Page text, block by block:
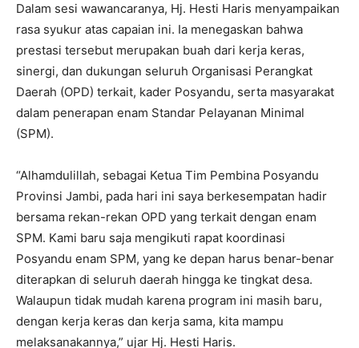
Dalam sesi wawancaranya, Hj. Hesti Haris menyampaikan
rasa syukur atas capaian ini. Ia menegaskan bahwa
prestasi tersebut merupakan buah dari kerja keras,
sinergi, dan dukungan seluruh Organisasi Perangkat
Daerah (OPD) terkait, kader Posyandu, serta masyarakat
dalam penerapan enam Standar Pelayanan Minimal
(SPM).
“Alhamdulillah, sebagai Ketua Tim Pembina Posyandu
Provinsi Jambi, pada hari ini saya berkesempatan hadir
bersama rekan-rekan OPD yang terkait dengan enam
SPM. Kami baru saja mengikuti rapat koordinasi
Posyandu enam SPM, yang ke depan harus benar-benar
diterapkan di seluruh daerah hingga ke tingkat desa.
Walaupun tidak mudah karena program ini masih baru,
dengan kerja keras dan kerja sama, kita mampu
melaksanakannya,” ujar Hj. Hesti Haris.